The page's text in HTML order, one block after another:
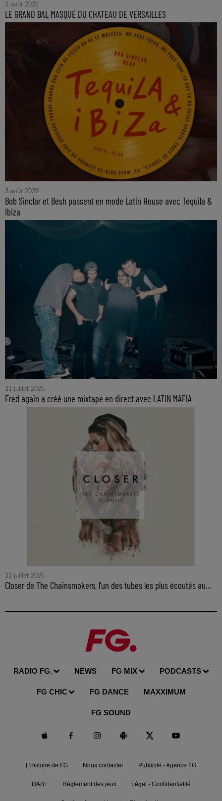
3 août 2026
LE GRAND BAL MASQUÉ DU CHATEAU DE VERSAILLES
3 août 2026
Bob Sinclar et Besh passent en mode Latin House avec Tequila &
Ibiza
31 juillet 2026
Fred again a créé une mixtape en direct avec LATIN MAFIA
31 juillet 2026
Closer de The Chainsmokers, l’un des tubes les plus écoutés au...
RADIO FG. NEWS FG MIX PODCASTS
FG CHIC FG DANCE MAXXIMUM
FG SOUND
L'histoire de FG Nous contacter Publicité - Agence FG
DAB+ Règlement des jeux Légal - Confidentialité